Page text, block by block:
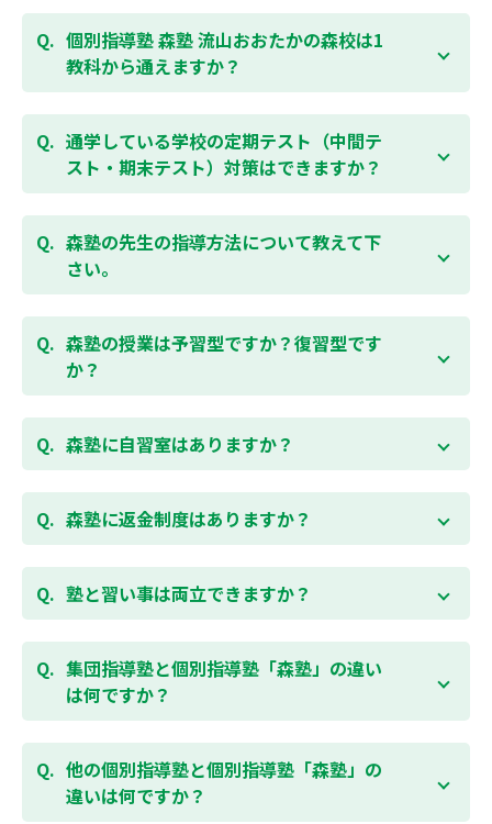
いただけます。
個別指導塾 森塾 流山おおたかの森校では、小学生・
中学生・高校生のコースがあり、それぞれ学校のテス
トの点数アップを目的としたコースとなっておりま
す。その他、小学生用の英検®対策や、基礎学力を身
りますので、詳細は校舎にお問合わせください。
お問合わせはこちら
個別指導塾 森塾 流山おおたかの森校は1
教科から通えますか？
はい、1教科、週1日から受講いただけます。自分から
勉強できる習慣をつけるために最初は1から2教科での
受講をおすすめしております。まずはお気軽にご相談
ください。
ご相談（お問合わせ）はこちら
通学している学校の定期テスト（中間テ
スト・期末テスト）対策はできますか？
お子様お一人おひとりの学校進度やテスト範囲にあわ
せて授業をすすめますので、定期テスト対策に繋がり
ます。森塾では、テスト直前に自分の予定にあわせ
て、テスト対策授業の追加ができます。 受講中の科目
ど）も可能です。 普段忙しくてなかなか手が回らない
科目も、テスト前に集中して対策できると好評です。
森塾の先生の指導方法について教えて下
さい。
「質量ともに日本一」と自負する研修制度を受け、知
識や教え方を習得した先生が、一人ひとりの能力、個
性に合わせて個別指導いたします。先生とお子様の相
性を大切にするために、相性が合わなければ先生変更
森塾の授業は予習型ですか？復習型です
か？
春期・夏期等の講習以外では森塾の授業は学校で習っ
たところを教える「復習型授業」ではなく、塾で習っ
のが楽しくなります。
勉強が楽しくなるとテストの成績が上がり、テストの
様の成績アップを目指しましょう！まずは無料授業体
験を！
無料体験はこちら
森塾に自習室はありますか？
各校舎に完備しています。
空いている時間があれば、学校の授業の予習や宿題、
森塾に返金制度はありますか？
森塾では保護者様に「安心して」入塾をご検討いただ
くために、ご入塾後4回授業を受けられるまでに入塾
「全額」を返金させていただく「返金制度」をご用意
しております。
塾と習い事は両立できますか？
森塾は個別指導ですので、時間や曜日を自由に選択す
ることができます。そのため、部活やすでにお通いの
習い事などと無理なく両立することができます。
集団指導塾と個別指導塾「森塾」の違い
は何ですか？
集団指導塾は多人数の生徒に対して授業を行う学校の
授業と似たスタイルでの指導となりますが、個別指導
塾の森塾は一人ひとりの学習スピードに合わせて個別
に指導します。
他の個別指導塾と個別指導塾「森塾」の
違いは何ですか？